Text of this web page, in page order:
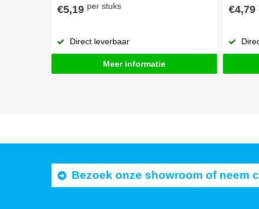
€5,19 per stuks
Direct leverbaar
Meer informatie
€4,79
Bezoek onze showroom of neem